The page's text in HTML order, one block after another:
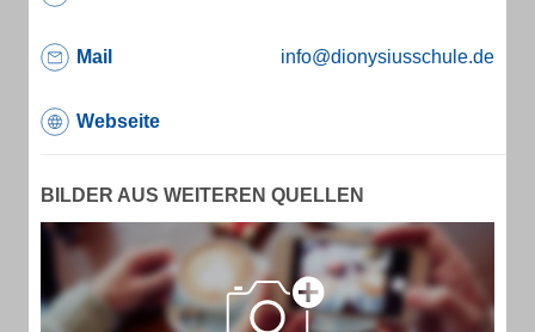
Mail info@dionysiusschule.de
Webseite
BILDER AUS WEITEREN QUELLEN